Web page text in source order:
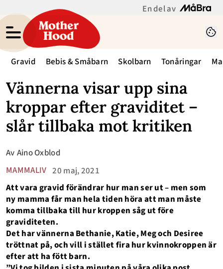
En del av
Gravid Bebis & Småbarn Skolbarn Tonåringar
Vännerna visar upp sina
kroppar efter graviditet –
slår tillbaka mot kritiken
MAMMALIV 20 maj, 2021
Av Aino Oxblod
Att vara gravid förändrar hur man ser ut – men som
ny mamma får man hela tiden höra att man måste
komma tillbaka till hur kroppen såg ut före
graviditeten.
Det har vännerna Bethanie, Katie, Meg och Desiree
tröttnat på, och vill i stället fira hur kvinnokroppen är
efter att ha fött barn.